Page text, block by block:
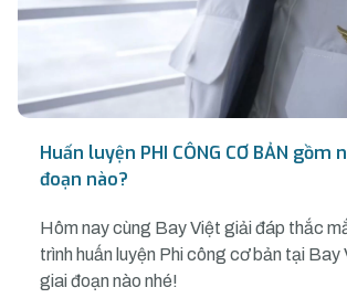
Huấn luyện PHI CÔNG CƠ BẢN gồm
đoạn nào?
Hôm nay cùng Bay Việt giải đáp thắc
trình huấn luyện Phi công cơ bản tại
giai đoạn nào nhé!